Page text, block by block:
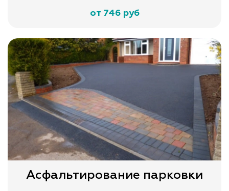
от 746 руб
Асфальтирование парковки